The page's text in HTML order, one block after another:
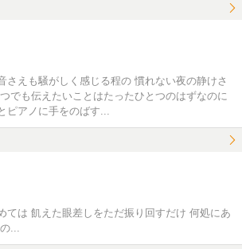
さえも騒がしく感じる程の 慣れない夜の静けさ
でも伝えたいことはたったひとつのはずなのに
ピアノに手をのばす...
ては 飢えた眼差しをただ振り回すだけ 何処にあ
...